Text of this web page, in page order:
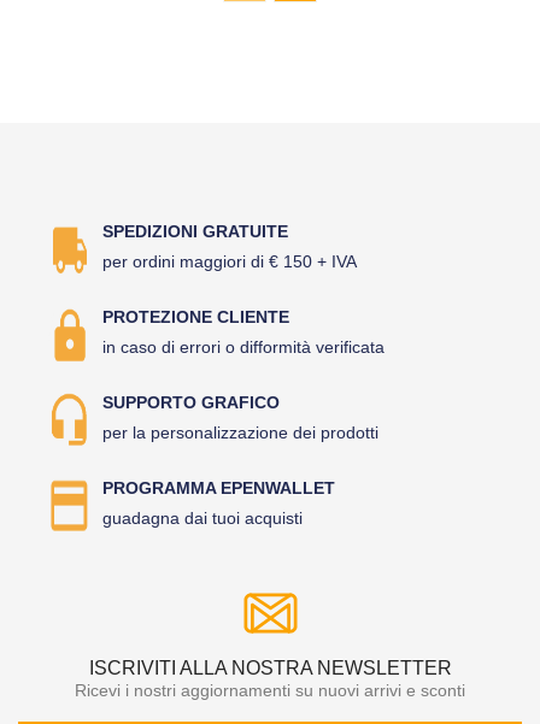
SPEDIZIONI GRATUITE
per ordini maggiori di € 150 + IVA
PROTEZIONE CLIENTE
in caso di errori o difformità verificata
SUPPORTO GRAFICO
per la personalizzazione dei prodotti
PROGRAMMA EPENWALLET
guadagna dai tuoi acquisti
ISCRIVITI ALLA NOSTRA NEWSLETTER
Ricevi i nostri aggiornamenti su nuovi arrivi e sconti